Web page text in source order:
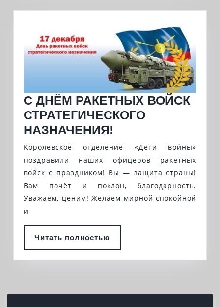
С ДНЁМ РАКЕТНЫХ ВОЙСК
СТРАТЕГИЧЕСКОГО
НАЗНАЧЕНИЯ!
ДНЁМ
РАКЕТНЫХ
ВОЙСК
НАЗНАЧЕНИЯ!
Королёвское отделение «Дети войны»
поздравили наших офицеров ракетных
войск с праздником! Вы — защита страны!
Вам почёт и поклон, благодарность.
Уважаем, ценим! Желаем мирной спокойной
и
Читать полностью
полностью